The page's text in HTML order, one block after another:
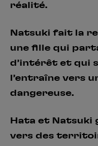
réalité.
Natsuki fait la
une fille qui
d’intérêt et qui
l’entraîne vers
dangereuse.
Hata et Natsuki
vers des